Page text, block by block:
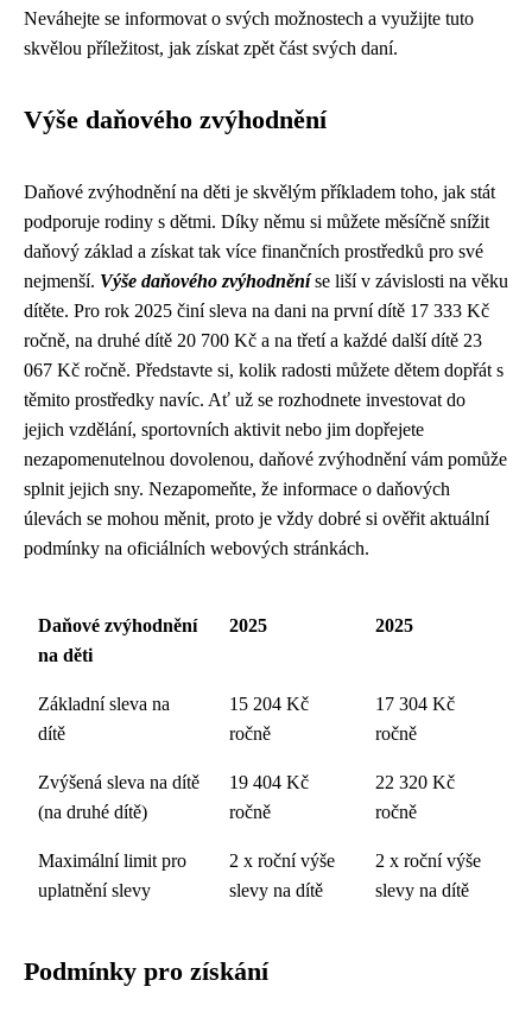
Neváhejte se informovat o svých možnostech a využijte tuto
skvělou příležitost, jak získat zpět část svých daní.
Výše daňového zvýhodnění
Daňové zvýhodnění na děti je skvělým příkladem toho, jak stát
podporuje rodiny s dětmi. Díky němu si můžete měsíčně snížit
daňový základ a získat tak více finančních prostředků pro své
nejmenší. Výše daňového zvýhodněníse liší v závislosti na věku
dítěte. Pro rok 2025 činí sleva na dani na první dítě 17 333 Kč
ročně, na druhé dítě 20 700 Kč a na třetí a každé další dítě 23
067 Kč ročně. Představte si, kolik radosti můžete dětem dopřát s
těmito prostředky navíc. Ať už se rozhodnete investovat do
jejich vzdělání, sportovních aktivit nebo jim dopřejete
nezapomenutelnou dovolenou, daňové zvýhodnění vám pomůže
splnit jejich sny. Nezapomeňte, že informace o daňových
úlevách se mohou měnit, proto je vždy dobré si ověřit aktuální
podmínky na oficiálních webových stránkách.
Daňové zvýhodnění
na děti
2025 2025
Základní sleva na
dítě
15 204 Kč
ročně
17 304 Kč
ročně
Zvýšená sleva na dítě
(na druhé dítě)
19 404 Kč
ročně
22 320 Kč
ročně
Maximální limit pro
uplatnění slevy
2 x roční výše
slevy na dítě
2 x roční výše
slevy na dítě
Podmínky pro získání